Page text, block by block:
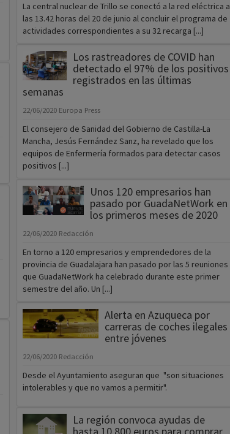
La central nuclear de Trillo se conectó a la red eléctrica a
las 13.42 horas del 20 de junio al concluir el programa de
actividades correspondientes a su 32 recarga [...]
Los rastreadores de COVID han
detectado el 97% de los positivos
registrados en las últimas
semanas
22/06/2020 Europa Press
El consejero de Sanidad del Gobierno de Castilla-La
Mancha, Jesús Fernández Sanz, ha revelado que los
equipos de Enfermería formados para detectar casos
positivos [...]
Unos 120 empresarios han
pasado por GuadaNetWork en
los primeros meses de 2020
22/06/2020 Redacción
En torno a 120 empresarios y emprendedores de la
provincia de Guadalajara han pasado por las 5 reuniones
que GuadaNetWork ha celebrado durante este primer
semestre del año. Un [...]
Alerta en Azuqueca por
carreras de coches ilegales
entre jóvenes
22/06/2020 Redacción
Desde el Ayuntamiento aseguran que "son situaciones
intolerables y que no vamos a permitir".
La región convoca ayudas de